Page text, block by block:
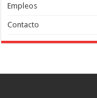
Empleos
Contacto